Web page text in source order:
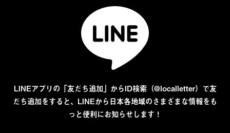
LINEアプリの「友だち追加」からID検索（@localletter）で友
だち追加をすると、LINEから日本各地域のさまざまな情報をも
っと便利にお知らせします！